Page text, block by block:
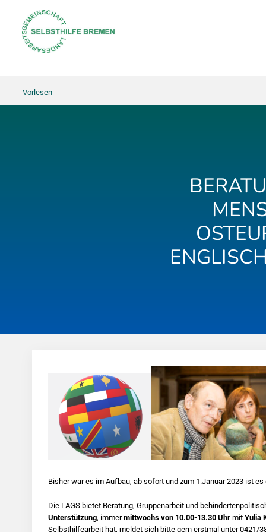
Vorlesen
Bisher war es im Aufbau, ab sofort und zum 1.Januar 2023 ist es
Die LAGS bietet Beratung, Gruppenarbeit und
Unterstützung, immermittwochs von 10.00-13.30 Uhrmit Yulia
Selbsthilfearbeit hat, meldet sich bitte gern erstmal unter 0421/